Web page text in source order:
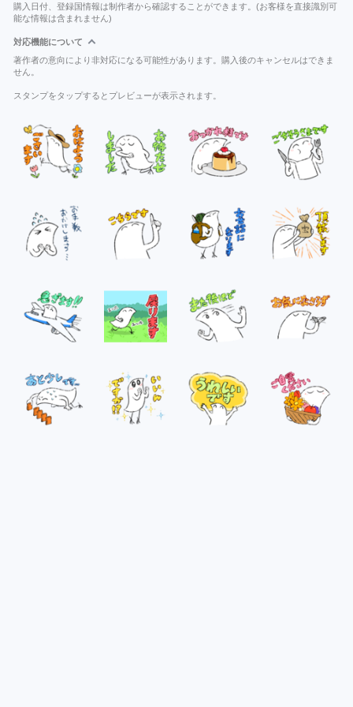
購入日付、登録国情報は制作者から確認することができます。(お客様を直接識別可
能な情報は含まれません)
対応機能について
著作者の意向により非対応になる可能性があります。購入後のキャンセルはできま
せん。
スタンプをタップするとプレビューが表示されます。